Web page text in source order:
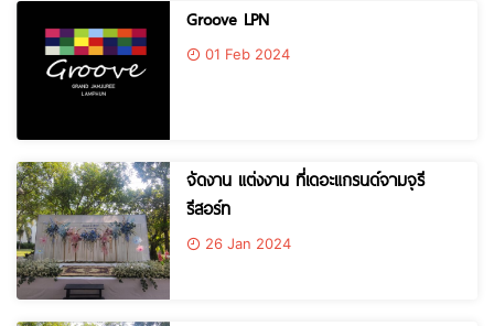
Groove LPN
01 Feb 2024
จัดงาน แต่งงาน ที่เดอะแกรนด์จามจุรี
รีสอร์ท
26 Jan 2024